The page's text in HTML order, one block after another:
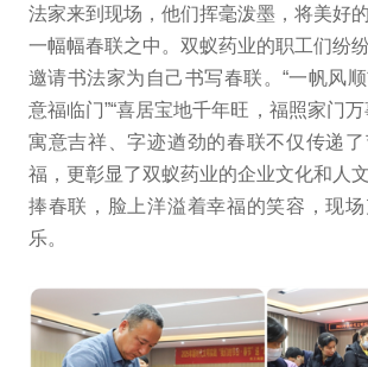
法家来到现场，他们挥毫泼墨，将美好
一幅幅春联之中。双蚁药业的职工们纷
邀请书法家为自己书写春联。“一帆风
意福临门”“喜居宝地千年旺，福照家门
寓意吉祥、字迹遒劲的春联不仅传递
福，更彰显了双蚁药业的企业文化和人
捧春联，脸上洋溢着幸福的笑容，现
乐。